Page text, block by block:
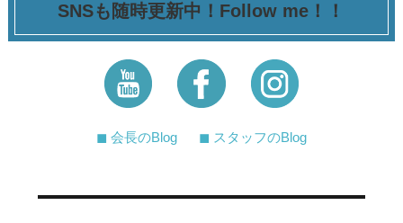
SNSも随時更新中！Follow me！！
◼︎ 会長のBlog ◼︎ スタッフのBlog